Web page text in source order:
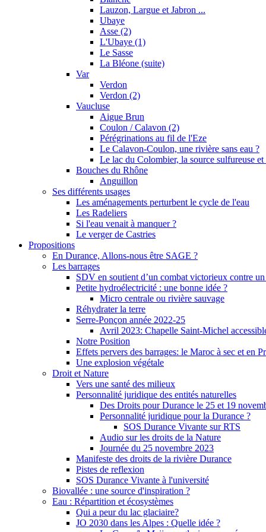
Lauzon, Largue et Jabron ...
Ubaye
Asse (2)
L'Ubaye (1)
Le Sasse
La Bléone (suite)
Var
Verdon
Verdon (2)
Vaucluse
Aigue Brun
Coulon / Calavon (2)
Pérégrinations au fil de l'Eze
Le Calavon-Coulon, une rivière sans eau ?
Le lac du Colombier, la source sulfureuse
Bouches du Rhône
Anguillon
Ses différents usages
Les aménagements perturbent le cycle de l'eau
Les Radeliers
Si l'eau venait à manquer ?
Le verger de Castries
Propositions
En Durance, Allons-nous être SAGE ?
Les barrages
SDV en soutient d’un combat victorieux contre un
Petite hydroélectricité : une bonne idée ?
Micro centrale ou rivière sauvage
Réhydrater la terre
Serre-Ponçon année 2022-25
Avril 2023: Chapelle Saint-Michel
Notre Position
Effets pervers des barrages: le Maroc à sec et en
Une explosion végétale
Droit et Nature
Vers une santé des milieux
Personnalité juridique des entités naturelles
Des Droits pour Durance le 25 et 19
Personnalité juridique pour la Durance ?
SOS Durance Vivante sur RTS
Audio sur les droits de la Nature
Journée du 25 novembre 2023
Manifeste des droits de la rivière Durance
Pistes de reflexion
SOS Durance Vivante à l'université
Biovallée : une source d'inspiration ?
Eau : Répartition et écosystèmes
Qui a peur du lac glaciaire?
JO 2030 dans les Alpes : Quelle idée ?